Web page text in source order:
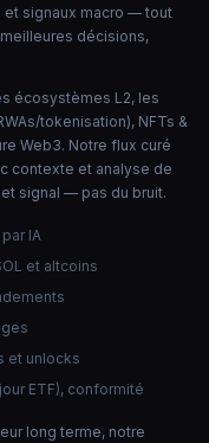
et signaux macro — tout
décisions,
écosystèmes L2, les
tokenisation), NFTs &
Web3. Notre flux curé
contexte et analyse de
signal — pas du bruit.
IA
et altcoins
et unlocks
ETF), conformité
long terme, notre